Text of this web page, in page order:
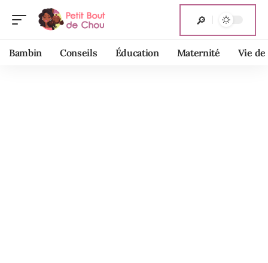
Bambin Conseils Éducation Maternité Vie